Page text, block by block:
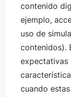
contenido
ejemplo,
uso de
contenidos).
expectativas
cuando